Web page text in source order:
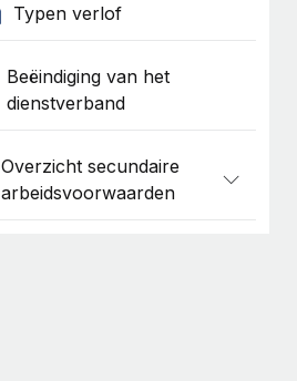
Typen verlof
Beëindiging van het
dienstverband
Overzicht secundaire
arbeidsvoorwaarden